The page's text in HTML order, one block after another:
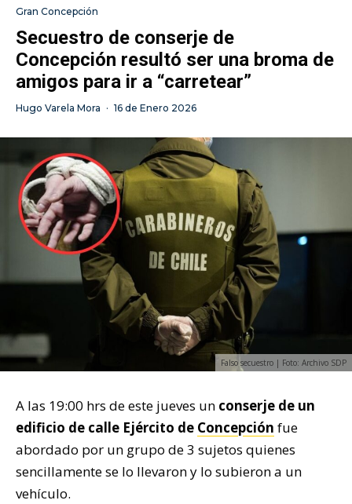
Gran Concepción
Secuestro de conserje de
Concepción resultó ser una broma de
amigos para ir a “carretear”
Hugo Varela Mora · 16 de Enero 2026
Falso secuestro | Foto: Archivo SDP
A las 19:00 hrs de este jueves un conserje de un
edificio de calle Ejército de Concepción fue
abordado por un grupo de 3 sujetos quienes
sencillamente se lo llevaron y lo subieron a un
vehículo.